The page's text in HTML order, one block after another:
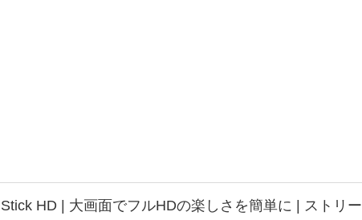
HD | 大画面でフルHDの楽しさを簡単に | ストリー